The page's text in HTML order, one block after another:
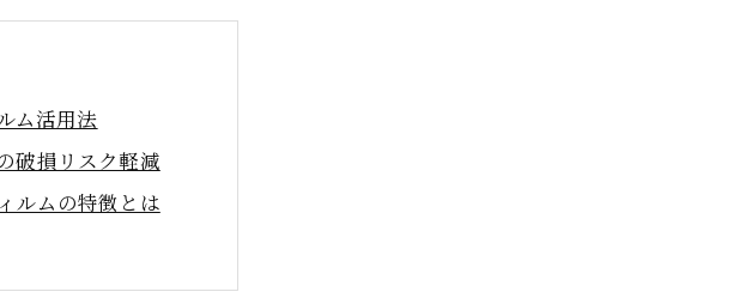
ム活用法
破損リスク軽減
ルムの特徴とは
策を強化する方法
ムの選び方